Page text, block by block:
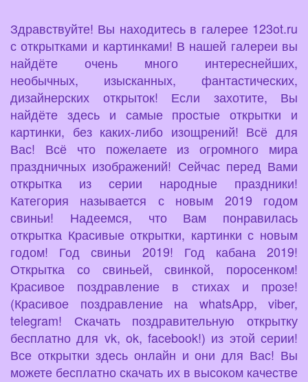
Здравствуйте! Вы находитесь в галерее 123ot.ru
с открытками и картинками! В нашей галереи вы
найдёте очень много интереснейших,
необычных, изысканных, фантастических,
дизайнерских открыток! Если захотите, Вы
найдёте здесь и самые простые открытки и
картинки, без каких-либо изощрений! Всё для
Вас! Всё что пожелаете из огромного мира
праздничных изображений! Сейчас перед Вами
открытка из серии народные праздники!
Категория называется с новым 2019 годом
свиньи! Надеемся, что Вам понравилась
открытка Красивые открытки, картинки с новым
годом! Год свиньи 2019! Год кабана 2019!
Открытка со свиньей, свинкой, поросенком!
Красивое поздравление в стихах и прозе!
(Красивое поздравление на whatsApp, viber,
telegram! Скачать поздравительную открытку
бесплатно для vk, ok, facebook!) из этой серии!
Все открытки здесь онлайн и они для Вас! Вы
можете бесплатно скачать их в высоком качестве